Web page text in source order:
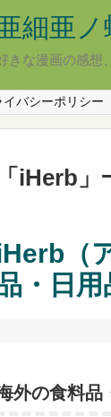
細亜ノ
きな漫画の感想
イバシーポリシー
「 iHerb 」
（
・日用
外の食料品